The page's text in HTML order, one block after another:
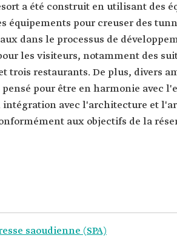
a été construit en utilisant des
équipements pour creuser des
dans le processus de
les visiteurs, notamment des
trois restaurants. De plus, divers
pensé pour être en harmonie avec
intégration avec l'architecture et
aux objectifs de la
saoudienne (SPA)